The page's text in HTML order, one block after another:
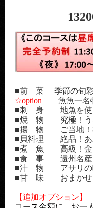
■前 菜 季節の旬彩
☆option 魚魚一名
■刺 身 地魚を使
■焼 物 究極！う
■揚 物 ご当地！
■貝料理 絶品！あ
■煮 魚 高級！金
■食 事 遠州名産
■汁 物 アサリの
■甘 味 おまかせ
【追加オプション】